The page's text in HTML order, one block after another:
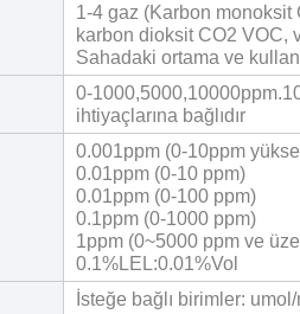
1-4 gaz (Karbon monoksit
karbon dioksit CO2 VOC,
Sahadaki ortama ve
0-
ihtiyaçlarına bağlıdır
0.001ppm (0-10ppm
0.01ppm (0-10 ppm)
0.01ppm (0-100 ppm)
0.1ppm (0-1000 ppm)
1ppm (0~5000 ppm ve
0.1%LEL:0.01%Vol
İsteğe bağlı birimler: